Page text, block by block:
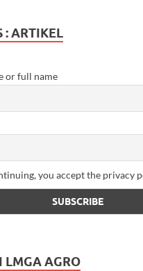
: ARTIKEL
or full name
you accept the privacy
LMGA AGRO